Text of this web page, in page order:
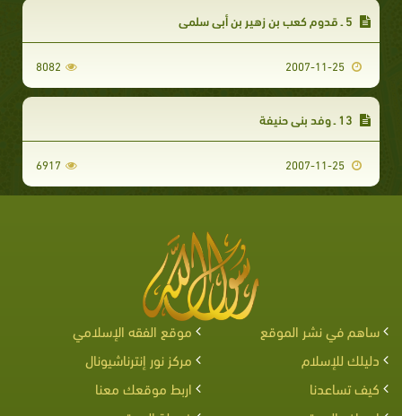
8082
6917
ساهم في نشر الموقع
موقع الفقه الإسلامي
دليلك للإسلام
مركز نور إنترناشيونال
كيف تساعدنا
اربط موقعك معنا